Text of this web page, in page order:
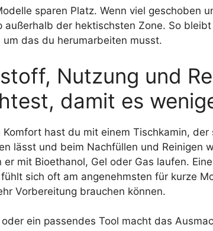
sparen Platz. Wenn viel geschoben
außerhalb der hektischsten Zone. So
das du herumarbeiten musst.
Nutzung und
damit es
Komfort hast du mit einem Tischkamin,
lässt und beim Nachfüllen und Reinigen
er mit Bioethanol, Gel oder Gas laufen.
sich oft am angenehmsten für kurze
Vorbereitung brauchen können.
oder ein passendes Tool macht das